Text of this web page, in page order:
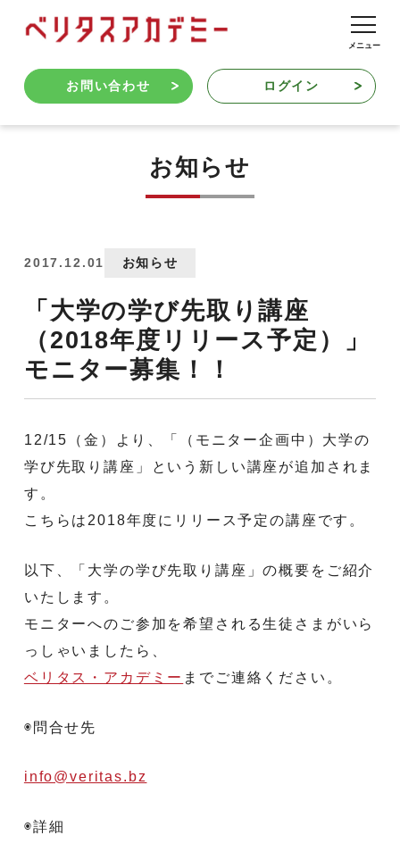
お問い合わせ ログイン
お知らせ
2017.12.01 お知らせ
「大学の学び先取り講座
（2018年度リリース予定）」
モニター募集！！
12/15（金）より、「（モニター企画中）大学の
学び先取り講座」という新しい講座が追加されま
す。
こちらは2018年度にリリース予定の講座です。
以下、「大学の学び先取り講座」の概要をご紹介
いたします。
モニターへのご参加を希望される生徒さまがいら
っしゃいましたら、
ベリタス・アカデミー までご連絡ください。
◉問合せ先
info@veritas.bz
◉詳細